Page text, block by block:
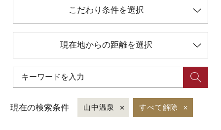
加賀に泊まって！北陸巡り♪
ご当地グルメ
加賀 旅先納税
こだわり条件を選択
現在地からの距離を選択
現在の検索条件 山中温泉 すべて解除